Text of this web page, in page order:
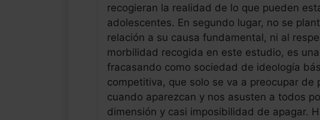
recogieran la realidad de lo que pueden
adolescentes. En segundo lugar, no se
relación a su causa fundamental, ni al
morbilidad recogida en este estudio, es
fracasando como sociedad de ideología
competitiva, que solo se va a preocupar de
cuando aparezcan y nos asusten a todos
dimensión y casi imposibilidad de apagar.